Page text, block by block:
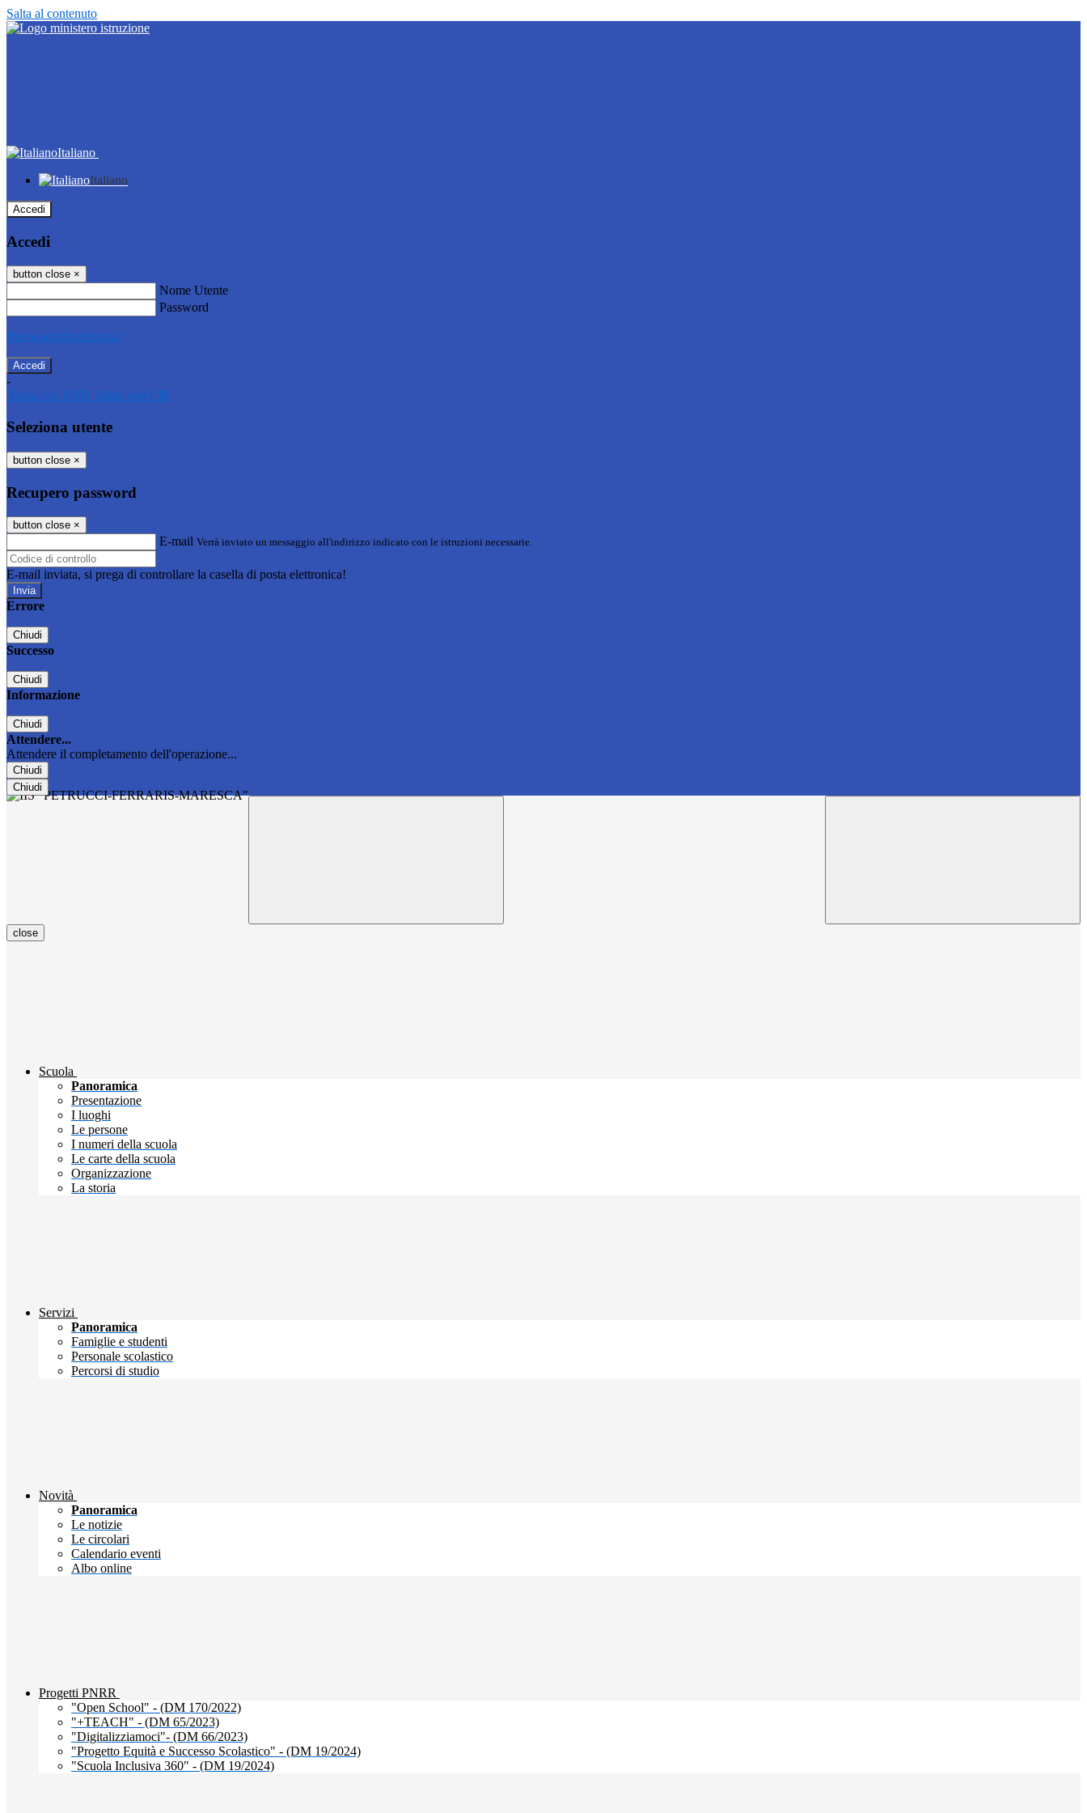
Salta al contenuto
Italiano
Italiano
Accedi
Accedi
button close ×
Nome Utente
Password
Password dimenticata?
-
Entra con SPID Entra con CIE
Seleziona utente
button close ×
Recupero password
button close ×
E-mail Verrà inviato un messaggio all'indirizzo indicato con le istruzioni necessarie.
E-mail inviata, si prega di controllare la casella di posta elettronica!
Errore
Chiudi
Successo
Chiudi
Informazione
Chiudi
Attendere...
Attendere il completamento dell'operazione...
Chiudi
Chiudi
close
Scuola
Panoramica
Presentazione
I luoghi
Le persone
I numeri della scuola
Le carte della scuola
Organizzazione
La storia
Servizi
Panoramica
Famiglie e studenti
Personale scolastico
Percorsi di studio
Novità
Panoramica
Le notizie
Le circolari
Calendario eventi
Albo online
Progetti PNRR
"Open School" - (DM 170/2022)
"+TEACH" - (DM 65/2023)
"Digitalizziamoci"- (DM 66/2023)
"Progetto Equità e Successo Scolastico" - (DM 19/2024)
"Scuola Inclusiva 360" - (DM 19/2024)